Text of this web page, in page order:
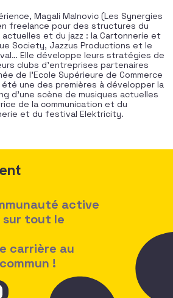
Magali Malnovic (Les Synergies
freelance pour des structures du
et du jazz : la Cartonnerie et
Society, Jazzus Productions et le
Elle développe leurs stratégies de
clubs d’entreprises partenaires
de l’Ecole Supérieure de Commerce
été une des premières à développer la
d’une scène de musiques actuelles
de la communication et du
et du festival Elektricity.
active
sur tout le
carrière au
!